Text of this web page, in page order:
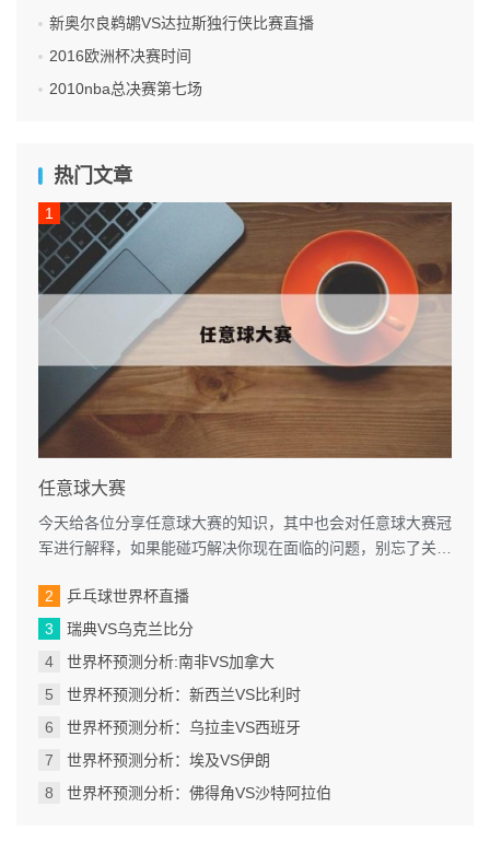
新奥尔良鹈鹕VS达拉斯独行侠比赛直播
2016欧洲杯决赛时间
2010nba总决赛第七场
热门文章
任意球大赛
今天给各位分享任意球大赛的知识，其中也会对任意球大赛冠
军进行解释，如果能碰巧解决你现在面临的问题，别忘了关注
乒乓球世界杯直播
瑞典VS乌克兰比分
世界杯预测分析:南非VS加拿大
世界杯预测分析：新西兰VS比利时
世界杯预测分析：乌拉圭VS西班牙
世界杯预测分析：埃及VS伊朗
世界杯预测分析：佛得角VS沙特阿拉伯